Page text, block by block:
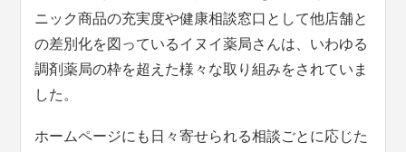
ニック商品の充実度や健康相談窓口として他店舗と
の差別化を図っているイヌイ薬局さんは、いわゆる
調剤薬局の枠を超えた様々な取り組みをされていま
した。
ホームページにも日々寄せられる相談ごとに応じた